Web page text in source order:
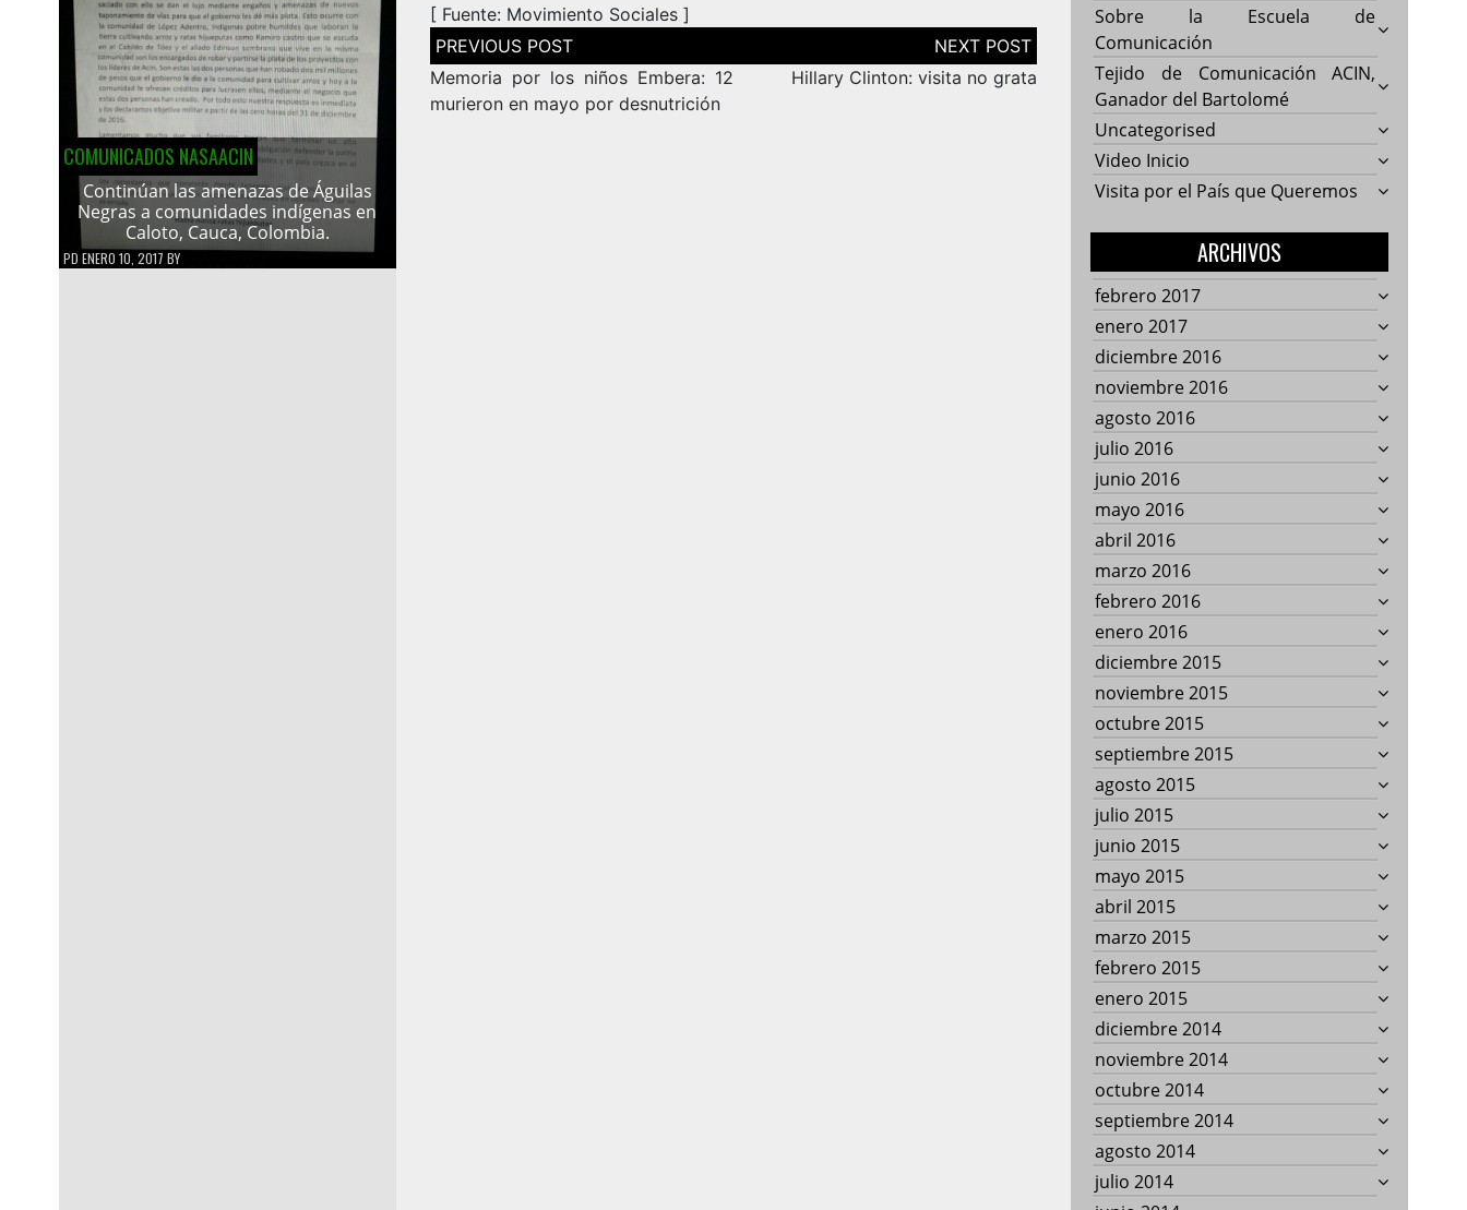
COMUNICADOS NASAACIN
Continúan las amenazas de Águilas
Negras a comunidades indígenas en
Caloto, Cauca, Colombia.
PD ENERO 10, 2017 BY
[ Fuente: Movimiento Sociales]
Navegación
de
entradas
Memoria por los niños Embera: 12
murieron en mayo por desnutrición
Hillary Clinton: visita no grata
Sobre la Escuela de
Comunicación
Tejido de Comunicación ACIN,
Ganador del Bartolomé
Uncategorised
Video Inicio
Visita por el País que Queremos
ARCHIVOS
febrero 2017
enero 2017
diciembre 2016
noviembre 2016
agosto 2016
julio 2016
junio 2016
mayo 2016
abril 2016
marzo 2016
febrero 2016
enero 2016
diciembre 2015
noviembre 2015
octubre 2015
septiembre 2015
agosto 2015
julio 2015
junio 2015
mayo 2015
abril 2015
marzo 2015
febrero 2015
enero 2015
diciembre 2014
noviembre 2014
octubre 2014
septiembre 2014
agosto 2014
julio 2014